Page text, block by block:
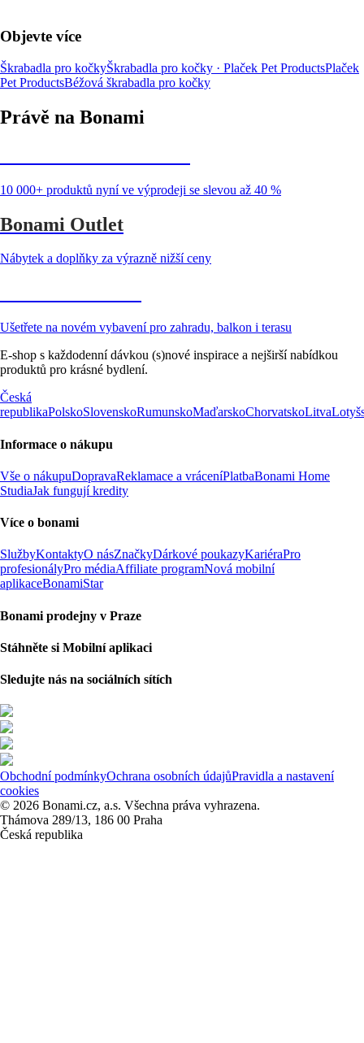
Objevte více
Škrabadla pro kočkyŠkrabadla pro kočky · Plaček Pet ProductsPlaček
Pet ProductsBéžová škrabadla pro kočky
Právě na Bonami
10 000+ produktů nyní ve výprodeji se slevou až 40 %
Bonami Outlet
Nábytek a doplňky za výrazně nižší ceny
Ušetřete na novém vybavení pro zahradu, balkon i terasu
E-shop s každodenní dávkou (s)nové inspirace a nejširší nabídkou
produktů pro krásné bydlení.
Česká
republikaPolskoSlovenskoRumunskoMaďarskoChorvatskoLitva
Informace o nákupu
Vše o nákupuDopravaReklamace a vráceníPlatbaBonami Home
StudiaJak fungují kredity
Více o bonami
SlužbyKontaktyO násZnačkyDárkové poukazyKariéraPro
profesionályPro médiaAffiliate programNová mobilní
aplikaceBonamiStar
Bonami prodejny v Praze
Stáhněte si Mobilní aplikaci
Sledujte nás na sociálních sítích
Obchodní podmínkyOchrana osobních údajůPravidla a nastavení
cookies
© 2026 Bonami.cz, a.s. Všechna práva vyhrazena.
Thámova 289/13, 186 00 Praha
Česká republika